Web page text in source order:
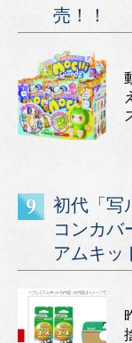
売！！
初代「写
コンカバ
アムキッ